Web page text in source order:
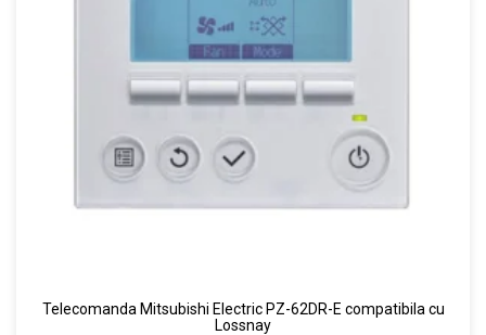
Telecomanda Mitsubishi Electric PZ-62DR-E compatibila cu
Lossnay